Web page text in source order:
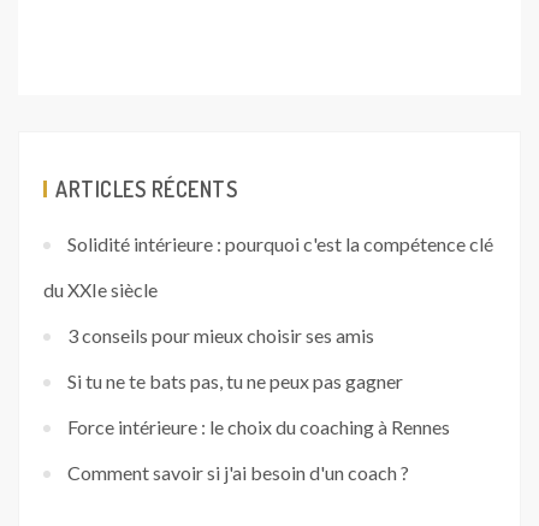
ARTICLES RÉCENTS
Solidité intérieure : pourquoi c'est la compétence clé
du XXIe siècle
3 conseils pour mieux choisir ses amis
Si tu ne te bats pas, tu ne peux pas gagner
Force intérieure : le choix du coaching à Rennes
Comment savoir si j'ai besoin d'un coach ?